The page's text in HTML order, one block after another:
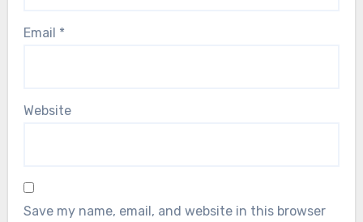
Email *
Website
Save my name, email, and website in this browser